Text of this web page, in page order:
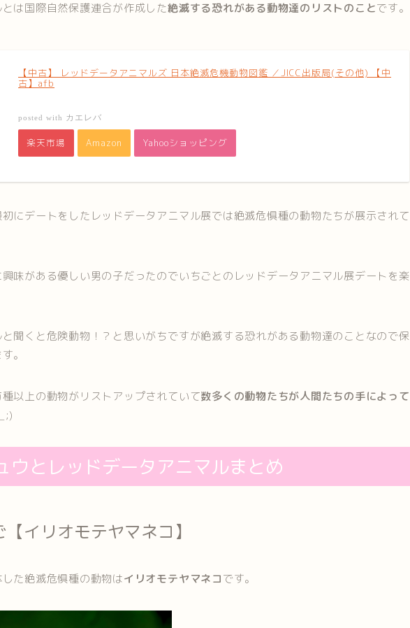
は国際自然保護連合が作成した絶滅する恐れがある動物達のリストのことです。
【中古】 レッドデータアニマルズ 日本絶滅危機動物図鑑 ／JICC出版局(その他) 【中
古】afb
posted with カエレバ
楽天市場 Amazon Yahooショッピング
にデートをしたレッドデータアニマル展では絶滅危惧種の動物たちが展示されて
味がある優しい男の子だったのでいちごとのレッドデータアニマル展デートを楽
聞くと危険動物！？と思いがちですが絶滅する恐れがある動物達のことなので保
。
以上の動物がリストアップされていて数多くの動物たちが人間たちの手によって
ウとレッドデータアニマルまとめ
イリオモテヤマネコ】
た絶滅危惧種の動物はイリオモテヤマネコです。